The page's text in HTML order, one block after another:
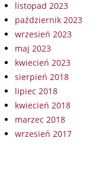
listopad 2023
październik 2023
wrzesień 2023
maj 2023
kwiecień 2023
sierpień 2018
lipiec 2018
kwiecień 2018
marzec 2018
wrzesień 2017